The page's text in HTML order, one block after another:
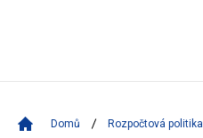
Domů Rozpočtová politika